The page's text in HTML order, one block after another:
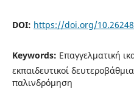
DOI: https://doi.org/
Keywords: Επαγγελματική
εκπαιδευτικοί
παλινδρόμηση